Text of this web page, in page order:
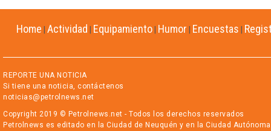
Home Actividad Equipamiento Humor Encuestas
REPORTE UNA NOTICIA
Si tiene una noticia, contáctenos
noticias@petrolnews.net
Copyright 2019 © Petrolnews.net - Todos los derechos reservados
Petrolnews es editado en la Ciudad de Neuquén y en la Ciudad Autónoma